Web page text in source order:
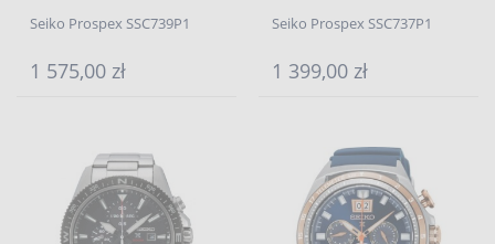
Seiko Prospex SSC739P1
1 575,00 zł
Seiko Prospex SSC737P1
1 399,00 zł